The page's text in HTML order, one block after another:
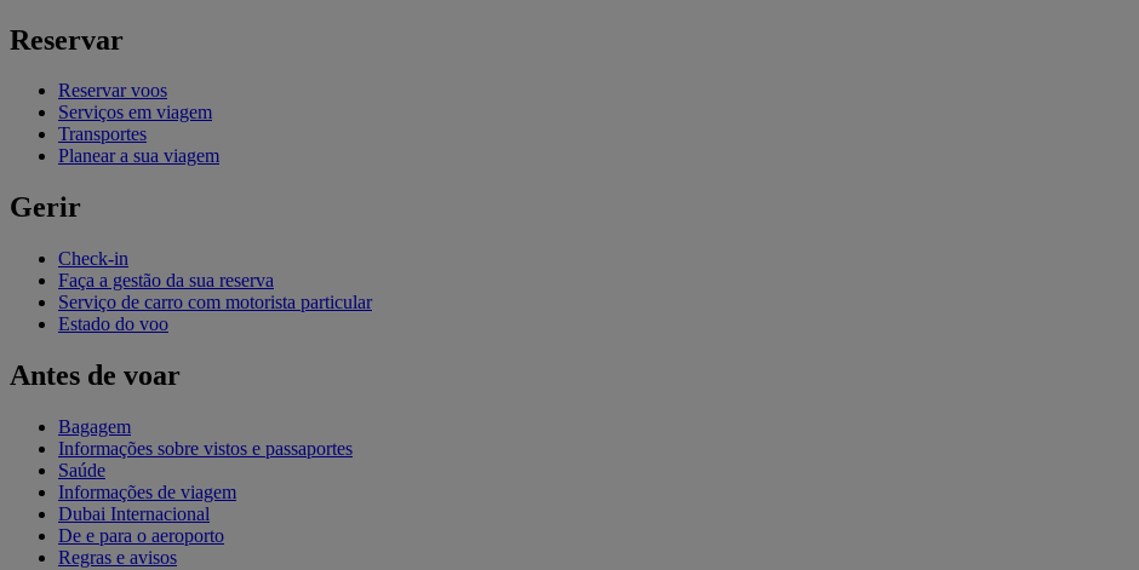
Reservar
Reservar voos
Serviços em viagem
Transportes
Planear a sua viagem
Gerir
Check-in
Faça a gestão da sua reserva
Serviço de carro com motorista particular
Estado do voo
Antes de voar
Bagagem
Informações sobre vistos e passaportes
Saúde
Informações de viagem
Dubai Internacional
De e para o aeroporto
Regras e avisos